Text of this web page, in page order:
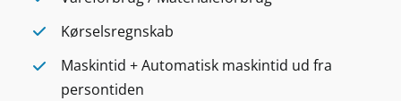
Kørselsregnskab
Maskintid + Automatisk maskintid ud fra
persontiden